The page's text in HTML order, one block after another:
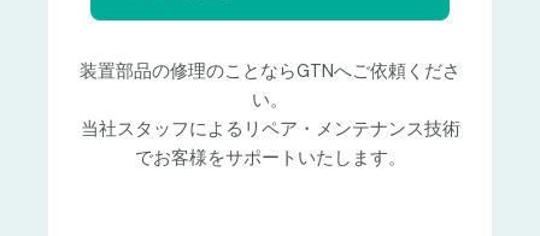
装置部品の修理のことならGTNへご依頼くださ
い。
当社スタッフによるリペア・メンテナンス技術
でお客様をサポートいたします。